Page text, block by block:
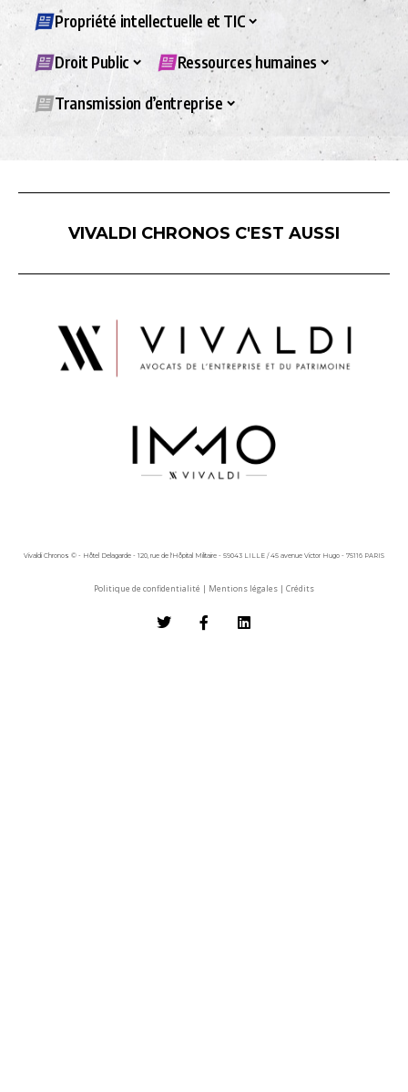
Propriété intellectuelle et TIC
Droit Public Ressources humaines
Transmission d’entreprise
VIVALDI CHRONOS C'EST AUSSI
Vivaldi Chronos © - Hôtel Delagarde - 120, rue de l'Hôpital Militaire - 59043 LILLE / 45 avenue Victor Hugo - 75116 PARIS
Politique de confidentialité | Mentions légales | Crédits